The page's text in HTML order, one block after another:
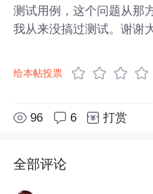
测试用例，这个问题从那
我从来没搞过测试。谢谢
给本帖投票
96 6 打赏
全部评论